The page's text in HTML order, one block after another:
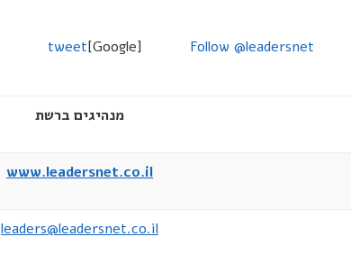
tweet[Google] Follow @leadersnet
מנהיגים ברשת
www.leadersnet.co.il
leaders@leadersnet.co.il